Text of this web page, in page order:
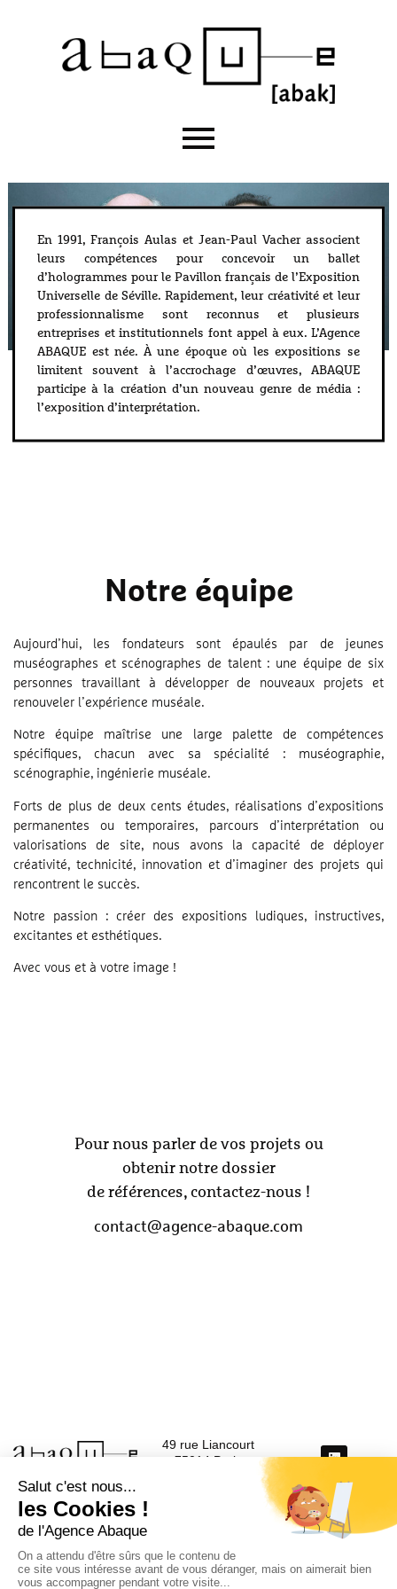
En 1991, François Aulas et Jean-Paul Vacher associent
leurs compétences pour concevoir un ballet
d’hologrammes pour le Pavillon français de l’Exposition
Universelle de Séville. Rapidement, leur créativité et leur
professionnalisme sont reconnus et plusieurs
entreprises et institutionnels font appel à eux. L’Agence
ABAQUE est née. À une époque où les expositions se
limitent souvent à l’accrochage d’œuvres, ABAQUE
participe à la création d’un nouveau genre de média :
l’exposition d’interprétation.
Notre équipe
Aujourd’hui, les fondateurs sont épaulés par de jeunes
muséographes et scénographes de talent : une équipe de six
personnes travaillant à développer de nouveaux projets et
renouveler l’expérience muséale.
Notre équipe maîtrise une large palette de compétences
spécifiques, chacun avec sa spécialité : muséographie,
scénographie, ingénierie muséale.
Forts de plus de deux cents études, réalisations d’expositions
permanentes ou temporaires, parcours d’interprétation ou
valorisations de site, nous avons la capacité de déployer
créativité, technicité, innovation et d’imaginer des projets qui
rencontrent le succès.
Notre passion : créer des expositions ludiques, instructives,
excitantes et esthétiques.
Avec vous et à votre image !
Pour nous parler de vos projets ou
obtenir notre dossier
de références, contactez-nous !
contact@agence-abaque.com
49 rue Liancourt
75014 Paris
Tél. : +33 6 11 14 44 23